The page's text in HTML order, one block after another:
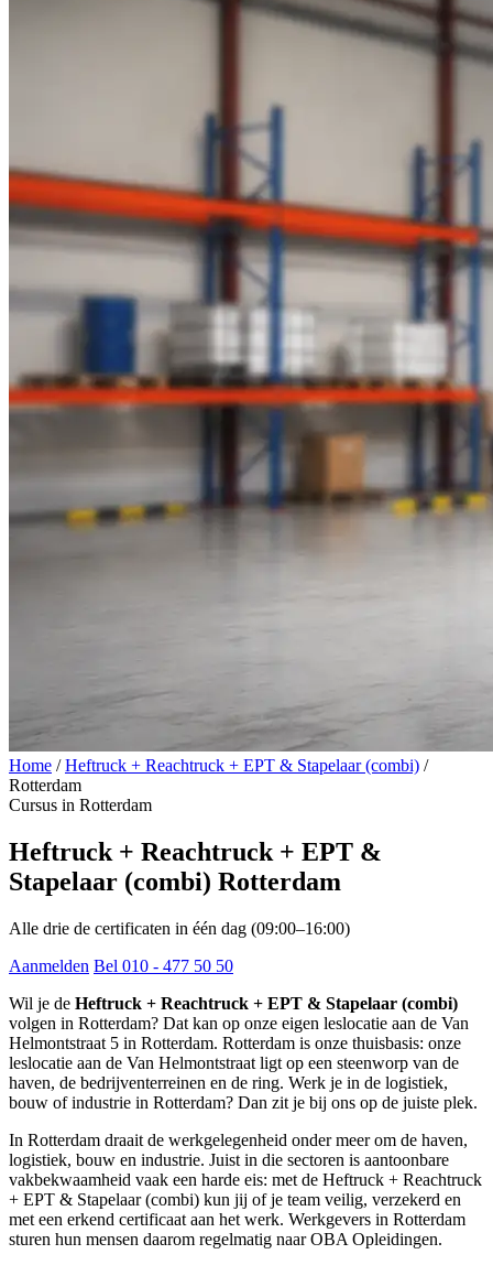
Home / Heftruck + Reachtruck + EPT & Stapelaar (combi) /
Rotterdam
Cursus in Rotterdam
Heftruck + Reachtruck + EPT &
Stapelaar (combi) Rotterdam
Alle drie de certificaten in één dag (09:00–16:00)
Aanmelden Bel 010 - 477 50 50
Wil je de Heftruck + Reachtruck + EPT & Stapelaar (combi)
volgen in Rotterdam? Dat kan op onze eigen leslocatie aan de Van
Helmontstraat 5 in Rotterdam. Rotterdam is onze thuisbasis: onze
leslocatie aan de Van Helmontstraat ligt op een steenworp van de
haven, de bedrijventerreinen en de ring. Werk je in de logistiek,
bouw of industrie in Rotterdam? Dan zit je bij ons op de juiste plek.
In Rotterdam draait de werkgelegenheid onder meer om de haven,
logistiek, bouw en industrie. Juist in die sectoren is aantoonbare
vakbekwaamheid vaak een harde eis: met de Heftruck + Reachtruck
+ EPT & Stapelaar (combi) kun jij of je team veilig, verzekerd en
met een erkend certificaat aan het werk. Werkgevers in Rotterdam
sturen hun mensen daarom regelmatig naar OBA Opleidingen.